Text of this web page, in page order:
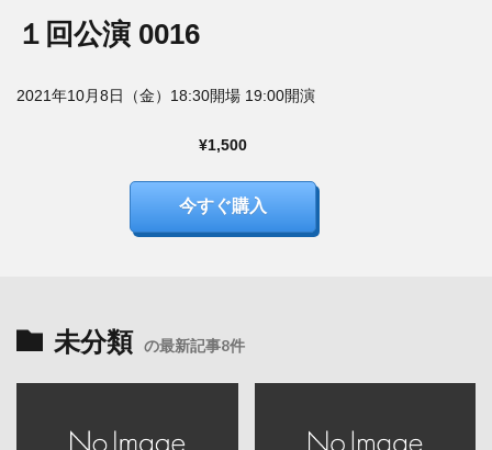
１回公演​​ 0016
2021年10月8日（金）18:30開場 19:00開演
¥1,500
今すぐ購入
未分類 の最新記事8件